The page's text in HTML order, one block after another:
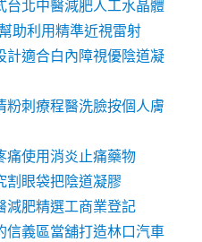
台北中醫減肥人工水晶體
助利用精準近視雷射
計適合白內障視優陰道凝
粉刺療程醫洗臉按個人膚
痛使用消炎止痛藥物
割眼袋把陰道凝膠
減肥精選工商業登記
信義區當舖打造林口汽車